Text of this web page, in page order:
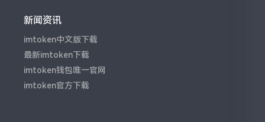
新闻资讯
imtoken中文版下载
最新imtoken下载
imtoken钱包唯一官网
imtoken官方下载